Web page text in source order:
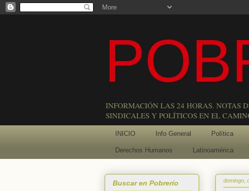
INFORMACIÓN LAS 24 HORAS. NOTAS
SINDICALES Y POLÍTICOS EN EL
INICIO Info General Política
Derechos Humanos Latinoamérica
domingo,
Buscar en Pobrerío